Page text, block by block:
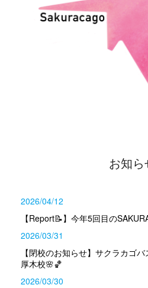
お知ら
2026/04/12
【Report📝】今年5回目の
2026/03/31
【閉校のお知らせ】サクラカゴ
厚木校🌸🏀
2026/03/30